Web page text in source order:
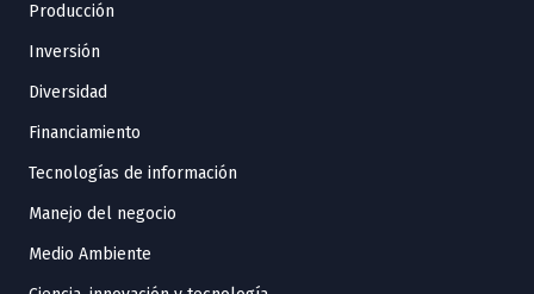
Producción
Inversión
Diversidad
Financiamiento
Tecnologías de información
Manejo del negocio
Medio Ambiente